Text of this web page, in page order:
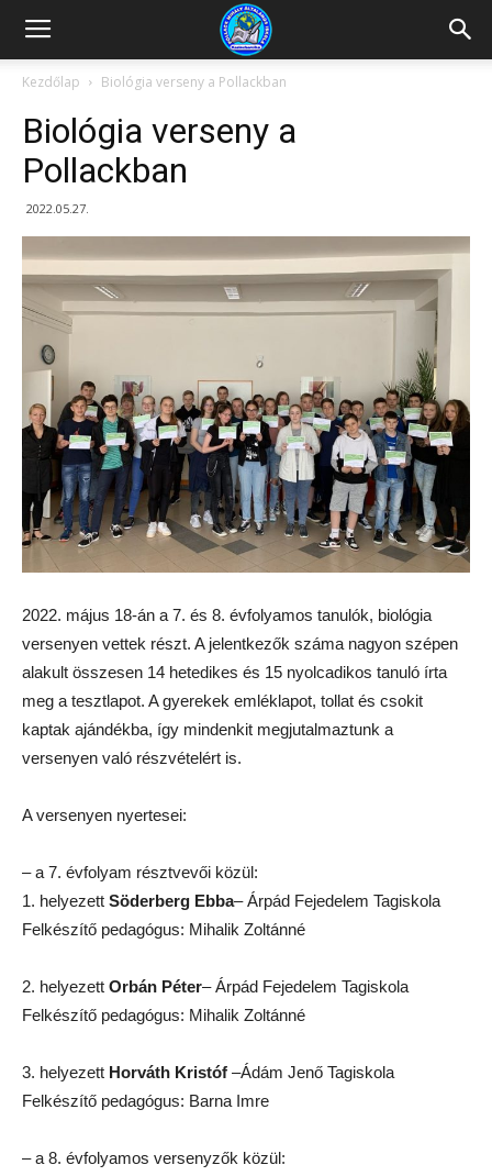
Kazincbarcikai
Pollack
Mihály
Általános
Kezdőlap Biológia verseny a Pollackban
Biológia verseny a
Pollackban
2022.05.27.
2022. május 18-án a 7. és 8. évfolyamos tanulók, biológia
versenyen vettek részt. A jelentkezők száma nagyon szépen
alakult összesen 14 hetedikes és 15 nyolcadikos tanuló írta
meg a tesztlapot. A gyerekek emléklapot, tollat és csokit
kaptak ajándékba, így mindenkit megjutalmaztunk a
versenyen való részvételért is.
A versenyen nyertesei:
– a 7. évfolyam résztvevői közül:
1. helyezett Söderberg Ebba– Árpád Fejedelem Tagiskola
Felkészítő pedagógus: Mihalik Zoltánné
2. helyezett Orbán Péter– Árpád Fejedelem Tagiskola
Felkészítő pedagógus: Mihalik Zoltánné
3. helyezett Horváth Kristóf –Ádám Jenő Tagiskola
Felkészítő pedagógus: Barna Imre
– a 8. évfolyamos versenyzők közül: